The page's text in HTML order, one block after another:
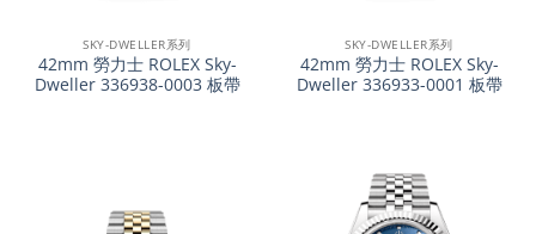
SKY-DWELLER系列
42mm 勞力士 ROLEX Sky-
Dweller 336938-0003 板帶
SKY-DWELLER系列
42mm 勞力士 ROLEX Sky-
Dweller 336933-0001 板帶